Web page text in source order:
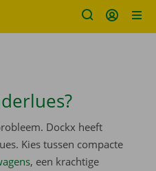
Dockx heeft
Kies tussen compacte
, een krachtige